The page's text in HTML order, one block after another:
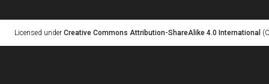
Licensed under Creative Commons Attribution-ShareAlike 4.0 International